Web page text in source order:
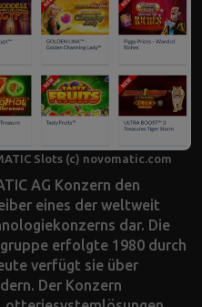
Slots (c) novomatic.com
AG Konzern den
eines der weltweit
dar. Die
erfolgte 1980 durch
verfügt sie über
Der Konzern